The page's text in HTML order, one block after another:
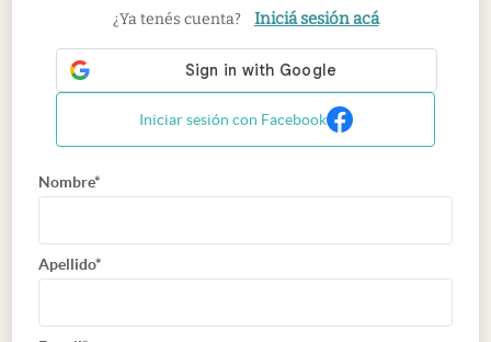
¿Ya tenés cuenta? Iniciá sesión acá
Iniciar sesión con Facebook
Nombre*
Apellido*